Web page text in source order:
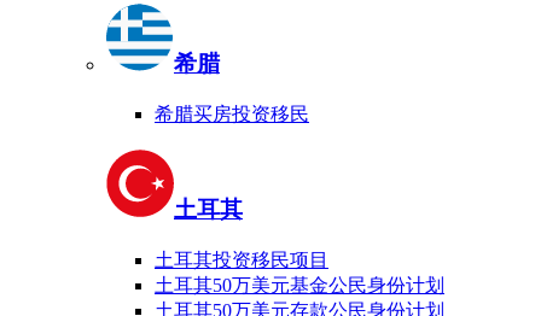
希腊
希腊买房投资移民
土耳其
土耳其投资移民项目
土耳其50万美元基金公民身份计划
土耳其50万美元存款公民身份计划